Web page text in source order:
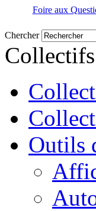
Foire aux
Chercher
Collectifs
Outils